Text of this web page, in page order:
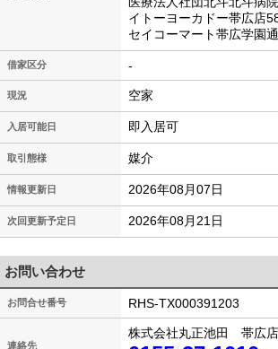
イトーヨーカドー帯広店
セイコーマート帯広学園
借家区分 -
現況 空家
入居可能日 即入居可
取引態様 媒介
情報更新日 2026年08月07日
次回更新予定日 2026年08月21日
お問い合わせ
お問合せ番号 RHS-TX000391203
連絡先
株式会社丸正池田 帯広店